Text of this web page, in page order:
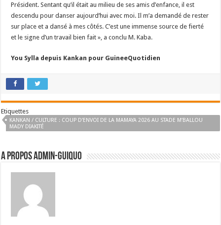
Président. Sentant qu’il était au milieu de ses amis d’enfance, il est
descendu pour danser aujourd’hui avec moi. Il m’a demandé de rester
sur place et a dansé à mes côtés. C’est une immense source de fierté
et le signe d’un travail bien fait », a conclu M. Kaba.
You Sylla depuis Kankan pour GuineeQuotidien
Etiquettes
KANKAN / CULTURE : COUP D’ENVOI DE LA MAMAYA 2026 AU STADE M’BALLOU
MADY DIAKITÉ
A propos admin-guiquo